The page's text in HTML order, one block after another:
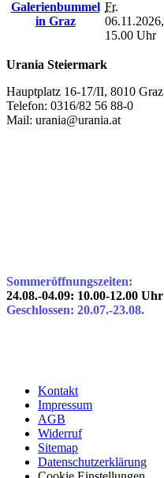
Galerienbummel
in Graz
Fr.
06.11.2026,
15.00 Uhr
Urania Steiermark
Hauptplatz 16-17/II, 8010 Graz
Telefon: 0316/82 56 88-0
Mail: urania@urania.at
Sommeröffnungszeiten:
24.08.-04.09: 10.00-12.00 Uhr
Geschlossen: 20.07.-23.08.
Kontakt
Impressum
AGB
Widerruf
Sitemap
Datenschutzerklärung